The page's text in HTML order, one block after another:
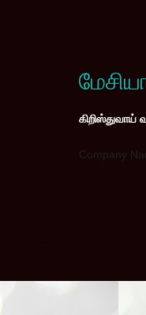
கிறிஸ்துவாய்
Company